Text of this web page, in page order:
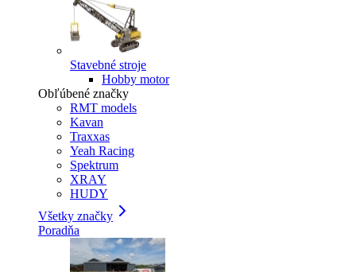
Stavebné stroje
Hobby motor
Obľúbené značky
RMT models
Kavan
Traxxas
Yeah Racing
Spektrum
XRAY
HUDY
Všetky značky
Poradňa